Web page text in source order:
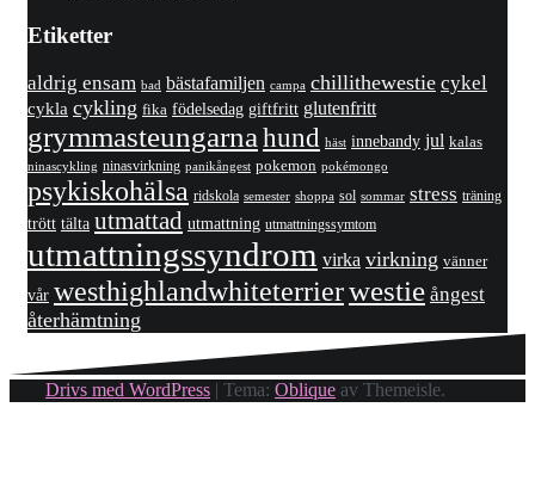
Etiketter
aldrig ensam bad bästafamiljen campa chillithewestie cykel
cykla cykling fika födelsedag giftfritt glutenfritt
grymmasteungarna hund häst innebandy jul kalas
ninascykling ninasvirkning panikångest pokemon pokémongo
psykiskohälsa ridskola semester shoppa sol sommar stress träning
trött tälta utmattad utmattning utmattningssymtom
utmattningssyndrom virka virkning vänner
vår westhighlandwhiteterrierwestie ångest
återhämtning
Drivs med WordPress | Tema: Oblique av Themeisle.